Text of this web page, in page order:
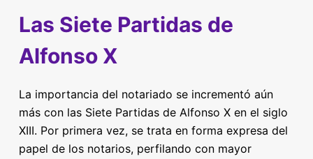
Las Siete Partidas de
Alfonso X
La importancia del notariado se incrementó aún
más con las Siete Partidas de Alfonso X en el siglo
XIII. Por primera vez, se trata en forma expresa del
papel de los notarios, perfilando con mayor